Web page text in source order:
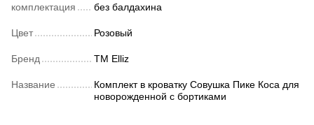
комплектация без балдахина
Цвет Розовый
Бренд ТМ Elliz
Название
Комплект в кроватку Совушка Пике Коса для
новорожденной с бортиками